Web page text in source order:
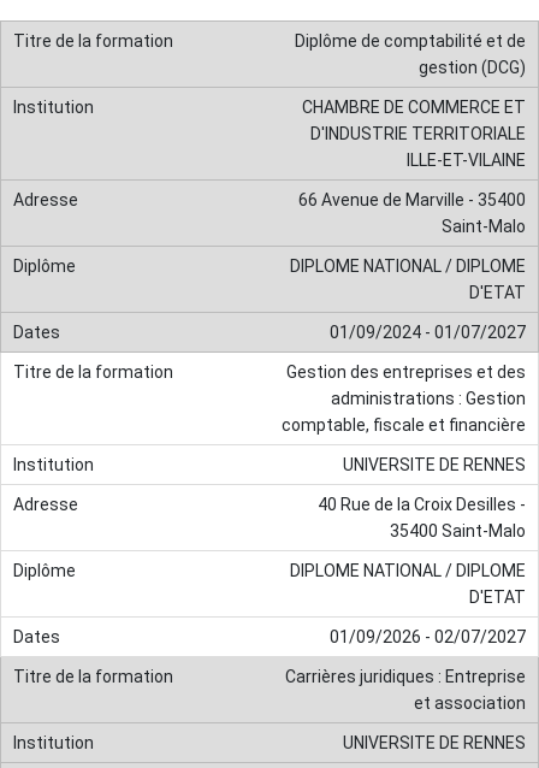
Diplôme de comptabilité et de
gestion (DCG)
CHAMBRE DE COMMERCE ET
D'INDUSTRIE TERRITORIALE
ILLE-ET-VILAINE
66 Avenue de Marville - 35400
Saint-Malo
DIPLOME NATIONAL / DIPLOME
D'ETAT
01/09/2024 - 01/07/2027
Gestion des entreprises et des
administrations : Gestion
comptable, fiscale et financière
UNIVERSITE DE RENNES
40 Rue de la Croix Desilles -
35400 Saint-Malo
DIPLOME NATIONAL / DIPLOME
D'ETAT
01/09/2026 - 02/07/2027
Carrières juridiques : Entreprise
et association
UNIVERSITE DE RENNES